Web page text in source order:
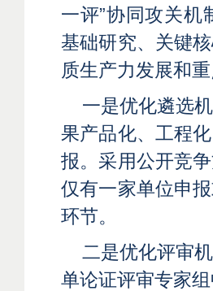
一评”协同攻关机
基础研究、关键
质生产力发展和
一是优化遴选
果产品化、工程
报。采用公开竞
仅有一家单位申
环节。
二是优化评审
单论证评审专家